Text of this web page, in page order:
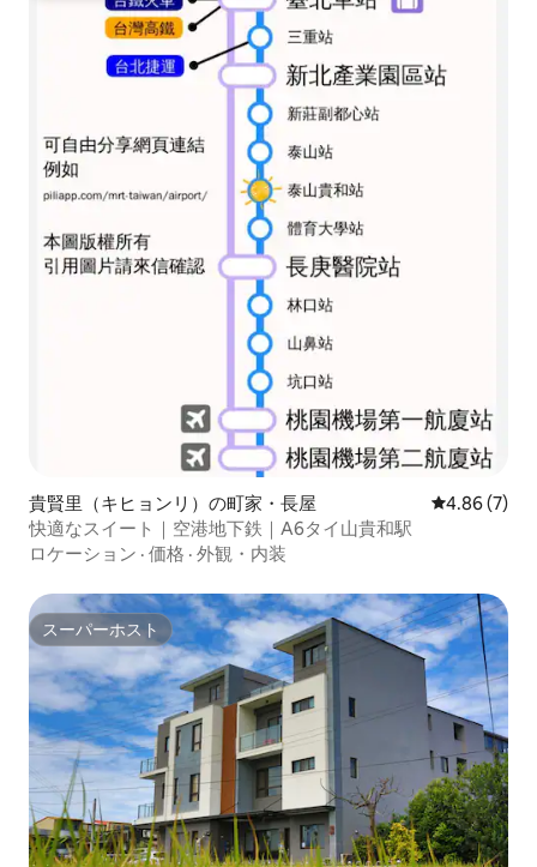
貴賢里（キヒョンリ）の町家・長屋 レビュー7
4.86 (7)
快適なスイート｜空港地下鉄｜A6タイ山貴和駅
ロケーション · 価格 · 外観・内装
スーパーホスト
スーパーホスト